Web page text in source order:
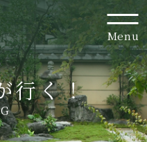
Menu
行く！